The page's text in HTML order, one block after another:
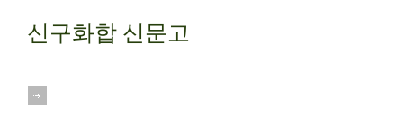
신구화합 신문고